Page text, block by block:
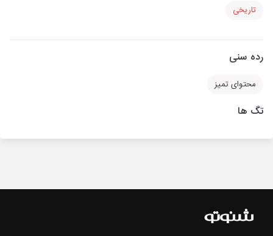
تاریخی
رده سنی
محتوای تمیز
تگ ها